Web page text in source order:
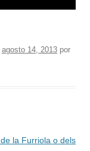
agosto 14, 2013 por
la Furriola o dels